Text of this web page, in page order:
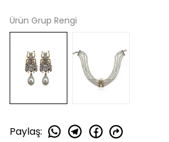
Ürün Grup Rengi
Paylaş: